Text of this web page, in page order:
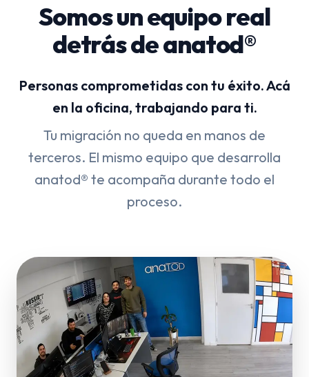
Somos un equipo real
detrás de anatod®
Personas comprometidas con tu éxito. Acá
en la oficina, trabajando para ti.
Tu migración no queda en manos de
terceros. El mismo equipo que desarrolla
anatod® te acompaña durante todo el
proceso.